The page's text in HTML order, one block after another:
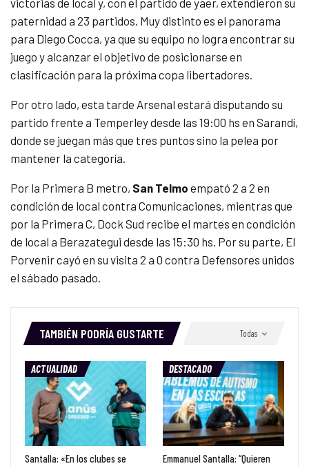
victorias de local y, con el partido de yaer, extendieron su
paternidad a 23 partidos. Muy distinto es el panorama
para Diego Cocca, ya que su equipo no logra encontrar su
juego y alcanzar el objetivo de posicionarse en
clasificación para la próxima copa libertadores.
Por otro lado, esta tarde Arsenal estará disputando su
partido frente a Temperley desde las 19:00 hs en Sarandí,
donde se juegan más que tres puntos sino la pelea por
mantener la categoría.
Por la Primera B metro, San Telmo empató 2 a 2 en
condición de local contra Comunicaciones, mientras que
por la Primera C, Dock Sud recibe el martes en condición
de local a Berazategui desde las 15:30 hs. Por su parte, El
Porvenir cayó en su visita 2 a 0 contra Defensores unidos
el sábado pasado.
Todas
TAMBIÉN PODRÍA GUSTARTE
ACTUALIDAD
Santalla: «En los clubes se
DESTACADO
Emmanuel Santalla: “Quieren